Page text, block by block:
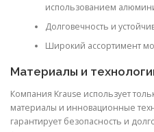
использованием
Долговечность и
Широкий ассортимент
Материалы и
Компания Krause использует
материалы и инновационные
гарантирует безопасность и